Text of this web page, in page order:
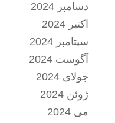
دسامبر 2024
اکتبر 2024
سپتامبر 2024
آگوست 2024
جولای 2024
ژوئن 2024
می 2024